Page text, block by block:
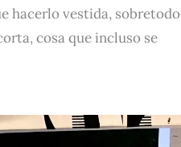
hacerlo vestida, sobretodo
cosa que incluso se